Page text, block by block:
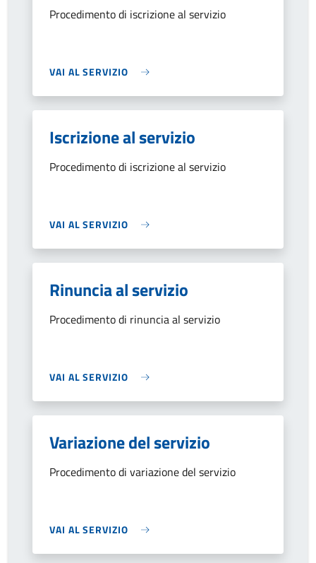
Procedimento di iscrizione al servizio
VAI AL SERVIZIO
Iscrizione al servizio
Procedimento di iscrizione al servizio
VAI AL SERVIZIO
Rinuncia al servizio
Procedimento di rinuncia al servizio
VAI AL SERVIZIO
Variazione del servizio
Procedimento di variazione del servizio
VAI AL SERVIZIO